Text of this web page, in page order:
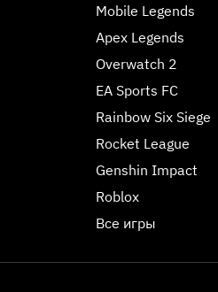
Mobile Legends
Apex Legends
Overwatch 2
EA Sports FC
Rainbow Six Siege
Rocket League
Genshin Impact
Roblox
Все игры